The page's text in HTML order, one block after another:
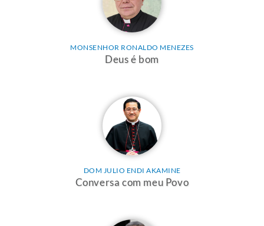
MONSENHOR RONALDO MENEZES
Deus é bom
DOM JULIO ENDI AKAMINE
Conversa com meu Povo